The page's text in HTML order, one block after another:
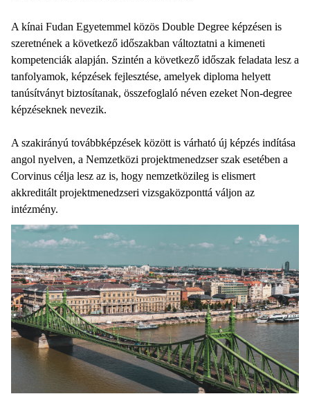
A kínai Fudan Egyetemmel közös Double Degree képzésen is
szeretnének a következő időszakban változtatni a kimeneti
kompetenciák alapján. Szintén a következő időszak feladata lesz a
tanfolyamok, képzések fejlesztése, amelyek diploma helyett
tanúsítványt biztosítanak, összefoglaló néven ezeket Non-degree
képzéseknek nevezik.
A szakirányú továbbképzések között is várható új képzés indítása
angol nyelven, a Nemzetközi projektmenedzser szak esetében a
Corvinus célja lesz az is, hogy nemzetközileg is elismert
akkreditált projektmenedzseri vizsgaközponttá váljon az
intézmény.